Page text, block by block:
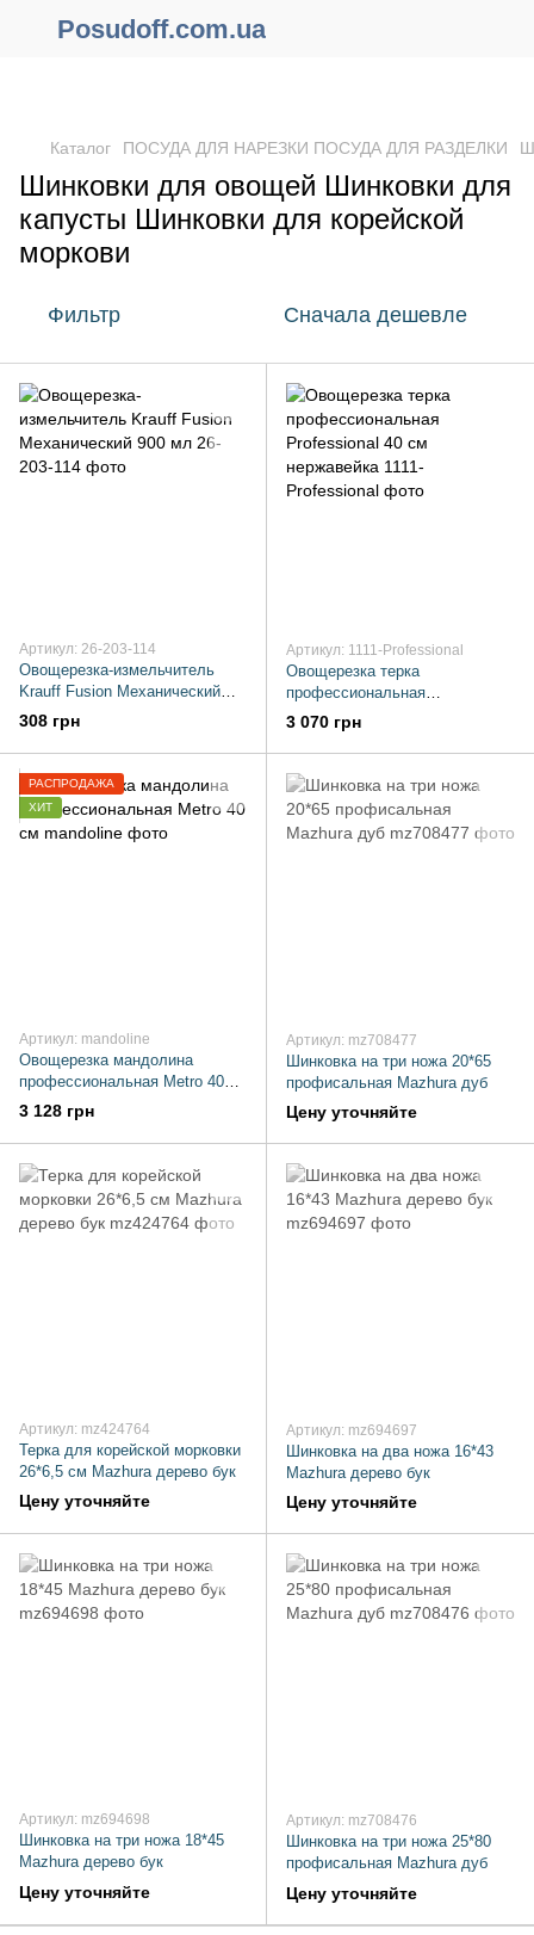
Posudoff.com.ua
Каталог ПОСУДА ДЛЯ НАРЕЗКИ ПОСУДА ДЛЯ РАЗДЕЛКИ
Шинковки для овощей Шинковки для
капусты Шинковки для корейской
моркови
Фильтр Сначала дешевле
Артикул: 26-203-114
Овощерезка-измельчитель
Krauff Fusion Механический
900 мл
308 грн
Артикул: 1111-Professional
Овощерезка терка
профессиональная
Professional 40 см нержавейка
3 070 грн
РАСПРОДАЖА
ХИТ
Артикул: mandoline
Овощерезка мандолина
профессиональная Metro 40
см
3 128 грн
Артикул: mz708477
Шинковка на три ножа 20*65
профисальная Mazhura дуб
Цену уточняйте
Артикул: mz424764
Терка для корейской морковки
26*6,5 см Mazhura дерево бук
Цену уточняйте
Артикул: mz694697
Шинковка на два ножа 16*43
Mazhura дерево бук
Цену уточняйте
Артикул: mz694698
Шинковка на три ножа 18*45
Mazhura дерево бук
Цену уточняйте
Артикул: mz708476
Шинковка на три ножа 25*80
профисальная Mazhura дуб
Цену уточняйте